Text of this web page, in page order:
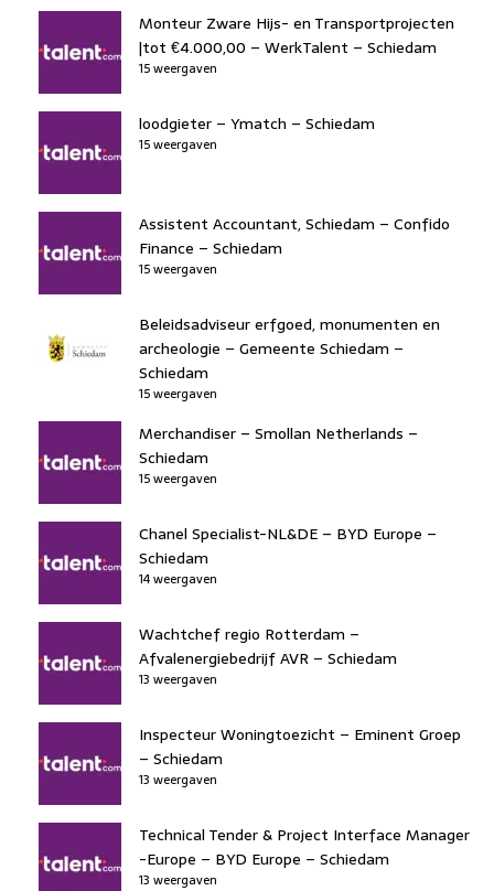
Monteur Zware Hijs- en Transportprojecten
|tot €4.000,00 – WerkTalent – Schiedam
15 weergaven
loodgieter – Ymatch – Schiedam
15 weergaven
Assistent Accountant, Schiedam – Confido
Finance – Schiedam
15 weergaven
Beleidsadviseur erfgoed, monumenten en
archeologie – Gemeente Schiedam –
Schiedam
15 weergaven
Merchandiser – Smollan Netherlands –
Schiedam
15 weergaven
Chanel Specialist-NL&DE – BYD Europe –
Schiedam
14 weergaven
Wachtchef regio Rotterdam –
Afvalenergiebedrijf AVR – Schiedam
13 weergaven
Inspecteur Woningtoezicht – Eminent Groep
– Schiedam
13 weergaven
Technical Tender & Project Interface Manager
-Europe – BYD Europe – Schiedam
13 weergaven